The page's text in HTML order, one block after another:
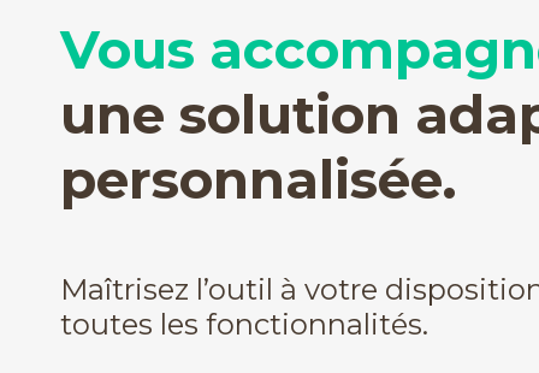
Vous
une solution
personnalisée.
Maîtrisez l’outil à votre
toutes les fonctionnalités.